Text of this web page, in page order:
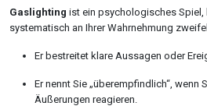
Gaslighting ist ein psychologisches Spiel,
systematisch an Ihrer Wahrnehmung
Er bestreitet klare Aussagen oder
Er nennt Sie „überempfindlich“, wenn
Äußerungen reagieren.